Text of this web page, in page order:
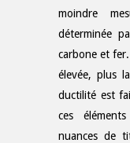
moindre
déterminée
carbone et
élevée, plus
ductilité est
ces
nuances de